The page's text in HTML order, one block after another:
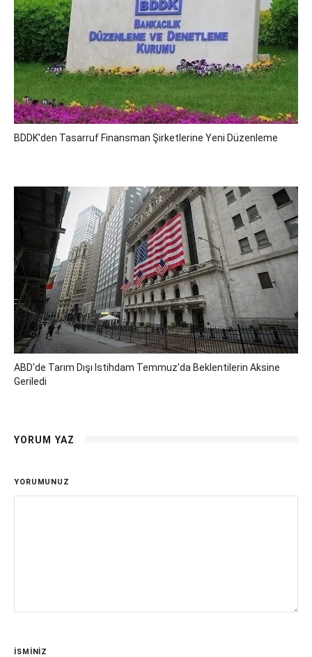
BDDK'den Tasarruf Finansman Şirketlerine Yeni Düzenleme
ABD'de Tarım Dışı Istihdam Temmuz'da Beklentilerin Aksine
Geriledi
YORUM YAZ
YORUMUNUZ
İSMİNİZ